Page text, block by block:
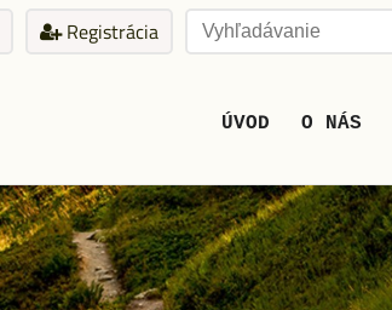
Registrácia
ÚVOD O NÁS